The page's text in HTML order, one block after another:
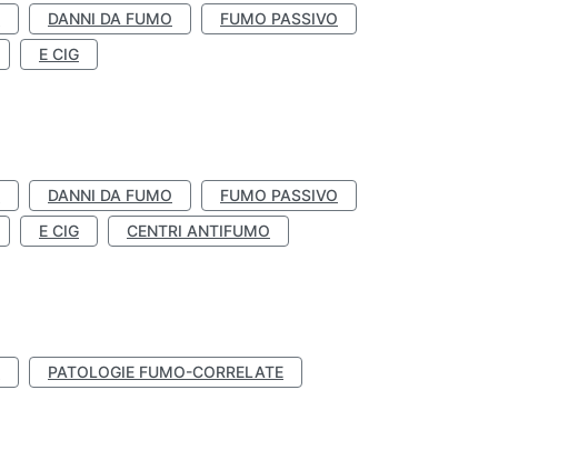
DANNI DA FUMO
FUMO PASSIVO
E CIG
DANNI DA FUMO
FUMO PASSIVO
E CIG CENTRI ANTIFUMO
PATOLOGIE FUMO-CORRELATE